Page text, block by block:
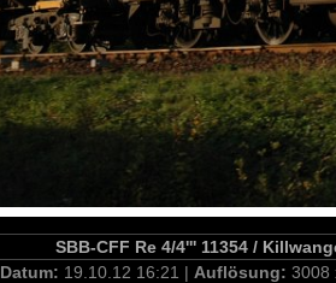
SBB-CFF Re 4/4''' 11354 /
Datum: 19.10.12 16:21 | Auflösung: 3008